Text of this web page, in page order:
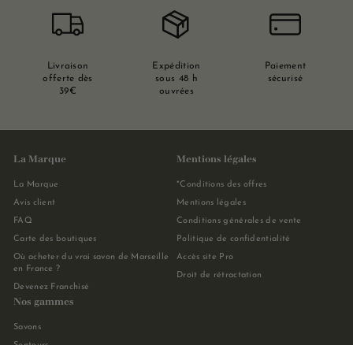
Livraison
offerte dès
39€
Expédition
sous 48 h
ouvrées
Paiement
sécurisé
La Marque
La Marque
Avis client
FAQ
Carte des boutiques
Où acheter du vrai savon de Marseille
en France ?
Devenez Franchisé
Mentions légales
*Conditions des offres
Mentions légales
Conditions générales de vente
Politique de confidentialité
Accès site Pro
Droit de rétractation
Nos gammes
Savons